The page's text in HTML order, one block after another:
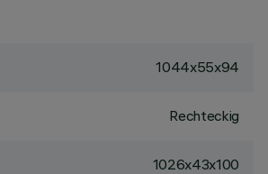
1044x55x94
Rechteckig
1026x43x100